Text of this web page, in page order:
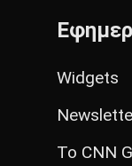
Widgets
Το CNN